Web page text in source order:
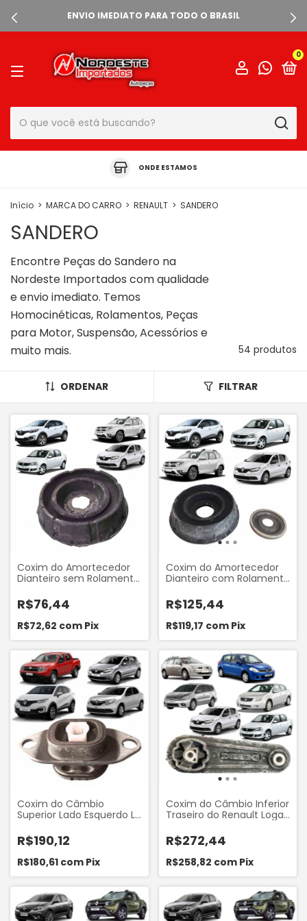
ENVIO IMEDIATO PARA TODO O BRASIL
0
ONDE ESTAMOS
Início > MARCA DO CARRO > RENAULT > SANDERO
SANDERO
Encontre Peças do Sandero na
Nordeste Importados com qualidade
e envio imediato. Temos
Homocinéticas, Rolamentos, Peças
para Motor, Suspensão, Acessórios e
muito mais.
54 produtos
ORDENAR FILTRAR
Coxim do Amortecedor
Dianteiro sem Rolamento
Logan Duster Captur
Mobensani MB9292
R$76,44
R$72,62 com Pix
Coxim do Amortecedor
Dianteiro com Rolamento
Sandero 2007.. Duster
2011.. Captur 2017.. Sampel
8117B
R$125,44
R$119,17 com Pix
Coxim do Câmbio
Superior Lado Esquerdo LE
2017... Captur 2017 a 2021
Logan 1.6 2019 a 2024
Sandero 1.6 2019 a 2022
Sandero Stepway 1.6
2022.. Oroch 1.3 2022..
Duster 1.3 2022.. Sampel
8671
R$190,12
R$180,61 com Pix
Coxim do Câmbio Inferior
Traseiro do Renault Logan
2007 a 2013 Megane 2006
a 2012 Nissan Sentra 2.0
16V 2007 a 2013 Tiida 1.8
16V 2007 a 2013 Livina
2009 A 2015 Grand Livina
2009 a 2015 Sampel 8151
R$272,44
R$258,82 com Pix